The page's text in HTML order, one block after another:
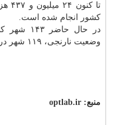
کشور انجام شده است.
وضعیت نارنجی، ۱۱۹ شهر در وضعیت زرد قرار دارند.
منبع: optlab.ir